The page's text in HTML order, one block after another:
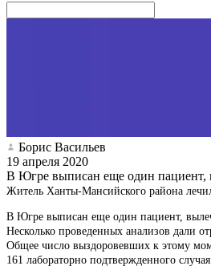
Борис Васильев
19 апреля 2020
В Югре выписан еще один пациент,
Житель Ханты-Мансийского района
В Югре выписан еще один пациент,
Несколько проведенных анализов дали
Общее число выздоровевших к этому
161 лабораторно подтвержденного